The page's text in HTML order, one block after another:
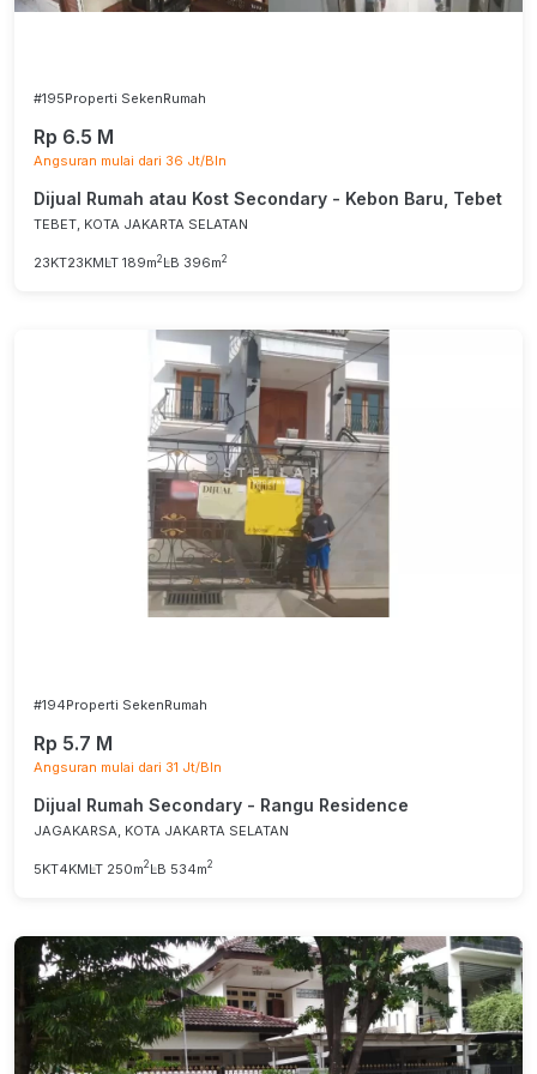
#195Properti SekenRumah
Rp 6.5 M
Angsuran mulai dari 36 Jt/Bln
Dijual Rumah atau Kost Secondary - Kebon Baru, Tebet
TEBET, KOTA JAKARTA SELATAN
23KT23KMLT 189m2 LB 396m2
#194Properti SekenRumah
Rp 5.7 M
Angsuran mulai dari 31 Jt/Bln
Dijual Rumah Secondary - Rangu Residence
JAGAKARSA, KOTA JAKARTA SELATAN
5KT4KMLT 250m2 LB 534m2